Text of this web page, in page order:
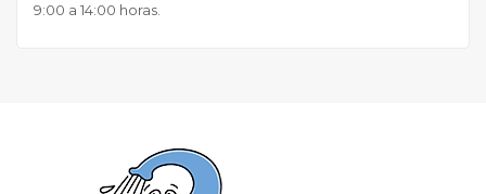
9:00 a 14:00 horas.